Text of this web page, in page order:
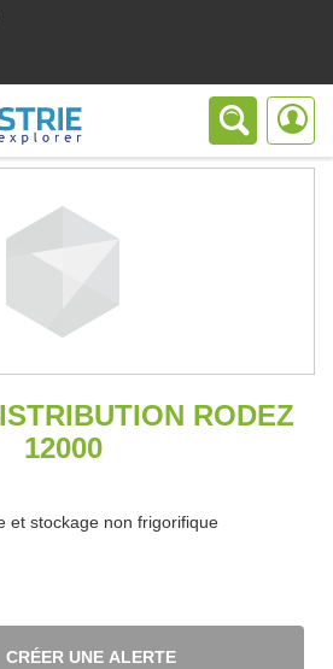
RODEZ
12000
et stockage non frigorifique
CRÉER UNE ALERTE